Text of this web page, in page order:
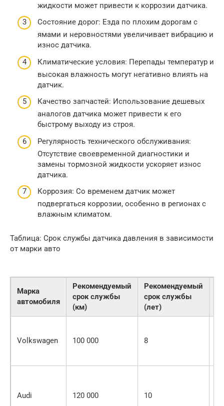
жидкости может привести к коррозии датчика.
Состояние дорог: Езда по плохим дорогам с
ямами и неровностями увеличивает вибрацию и
износ датчика.
Климатические условия: Перепады температур и
высокая влажность могут негативно влиять на
датчик.
Качество запчастей: Использование дешевых
аналогов датчика может привести к его
быстрому выходу из строя.
Регулярность технического обслуживания:
Отсутствие своевременной диагностики и
замены тормозной жидкости ускоряет износ
датчика.
Коррозия: Со временем датчик может
подвергаться коррозии, особенно в регионах с
влажным климатом.
Таблица: Срок службы датчика давления в зависимости
от марки авто
Марка
автомобиля
Рекомендуемый
срок службы
(км)
Рекомендуемый
срок службы
(лет)
Volkswagen 100 000 8
Audi 120 000 10